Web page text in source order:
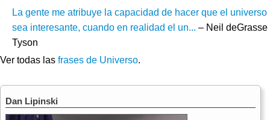
La gente me atribuye la capacidad de hacer que el universo
sea interesante, cuando en realidad el un... – Neil deGrasse
Tyson
Ver todas las frases de Universo.
Dan Lipinski